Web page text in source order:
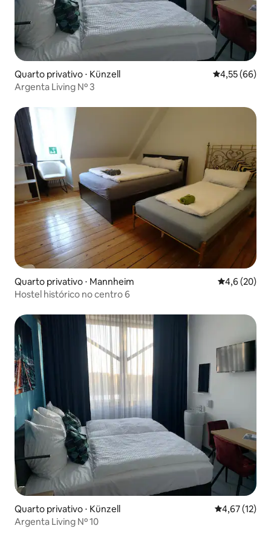
Quarto privativo ⋅ Künzell 4,55 de uma
4,55 (66)
Argenta Living Nº 3
Quarto privativo ⋅ Mannheim 4,6 de uma
4,6 (20)
Hostel histórico no centro 6
Quarto privativo ⋅ Künzell 4,67 de uma
4,67 (12)
Argenta Living Nº 10